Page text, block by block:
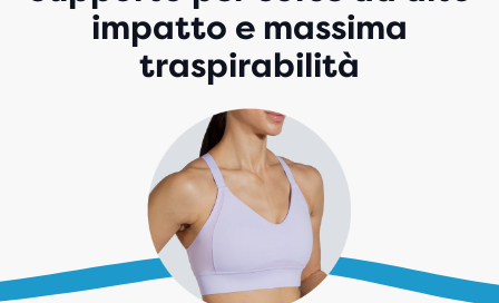
impatto e massima
traspirabilità